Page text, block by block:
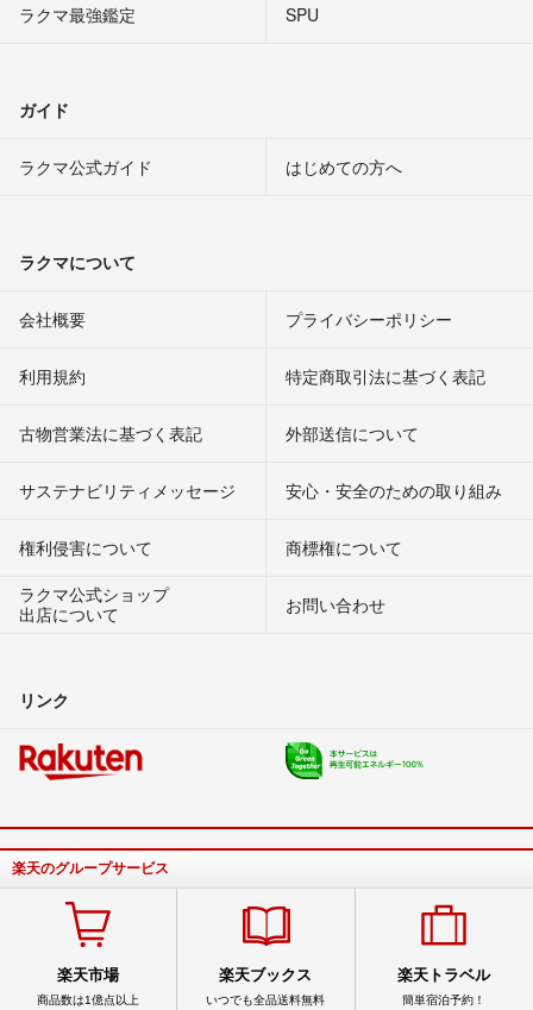
ラクマ最強鑑定
SPU
ガイド
ラクマ公式ガイド はじめての方へ
ラクマについて
会社概要 プライバシーポリシー
利用規約 特定商取引法に基づく表記
古物営業法に基づく表記 外部送信について
サステナビリティメッセージ 安心・安全のための取り組み
権利侵害について
商標権について
ラクマ公式ショップ
出店について
お問い合わせ
リンク
楽天のグループサービス
楽天市場
商品数は1億点以上
楽天ブックス
いつでも全品送料無料
楽天トラベル
簡単宿泊予約！